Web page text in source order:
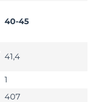
40-45
41,4
1
407